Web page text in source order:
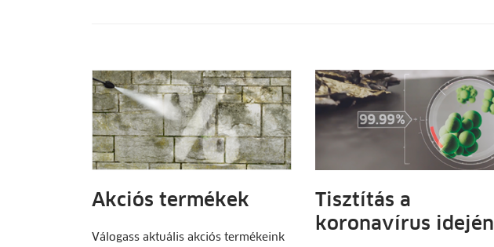
Akciós termékek
Válogass aktuális akciós termékeink
Tisztítás a
koronavírus idején